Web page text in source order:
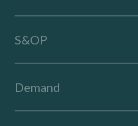
S&OP
Demand